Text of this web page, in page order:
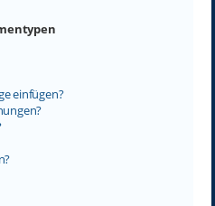
einfügen?